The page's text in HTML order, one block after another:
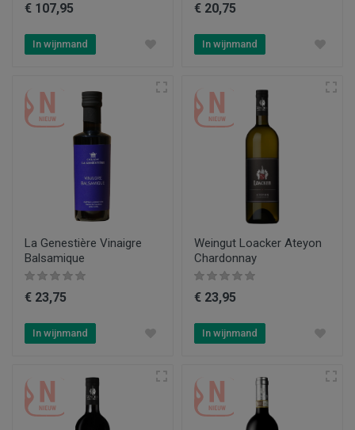
€ 107,95
In wijnmand
€ 20,75
In wijnmand
La Genestière Vinaigre
Balsamique
€ 23,75
In wijnmand
Weingut Loacker Ateyon
Chardonnay
€ 23,95
In wijnmand